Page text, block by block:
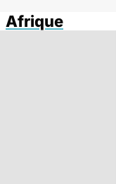
Afrique